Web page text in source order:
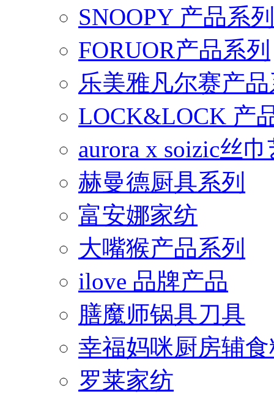
SNOOPY 产品系列
FORUOR产品系列
乐美雅凡尔赛产
LOCK&LOCK 产
aurora x soizic丝
赫曼德厨具系列
富安娜家纺
大嘴猴产品系列
ilove 品牌产品
膳魔师锅具刀具
幸福妈咪厨房辅
罗莱家纺